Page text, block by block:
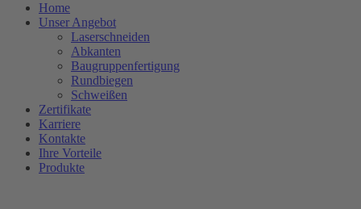
Home
Unser Angebot
Laserschneiden
Abkanten
Baugruppenfertigung
Rundbiegen
Schweißen
Zertifikate
Karriere
Kontakte
Ihre Vorteile
Produkte